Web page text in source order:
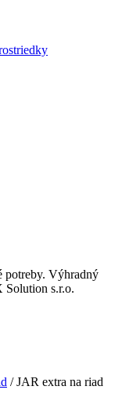
potreby. Výhradný
s.r.o.
/JAR extra na riad